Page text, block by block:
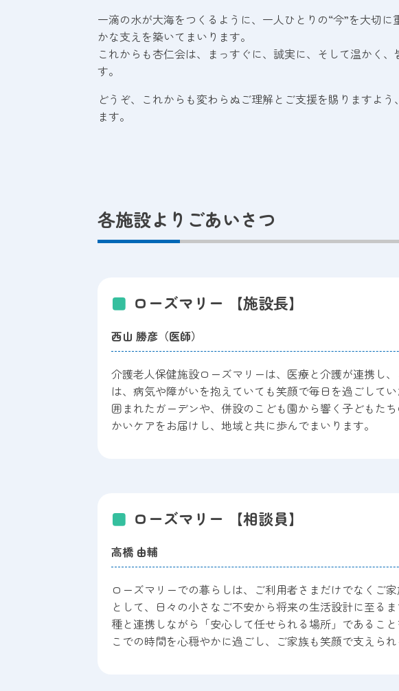
一滴の水が大海をつくるように、一人ひとりの“今”を大切に
かな支えを築いてまいります。
これからも杏仁会は、まっすぐに、誠実に、そして温かく、
す。
どうぞ、これからも変わらぬご理解とご支援を賜りますよ
ます。
各施設よりごあいさつ
ローズマリー 【施設長】
西山 勝彦（医師）
介護老人保健施設ローズマリーは、医療と介護が連携し
は、病気や障がいを抱えていても笑顔で毎日を過ごして
囲まれたガーデンや、併設のこども園から響く子どもた
かいケアをお届けし、地域と共に歩んでまいります。
ローズマリー 【相談員】
高橋 由輔
ローズマリーでの暮らしは、ご利用者さまだけでなくご
として、日々の小さなご不安から将来の生活設計に至る
種と連携しながら「安心して任せられる場所」であるこ
こでの時間を心穏やかに過ごし、ご家族も笑顔で支えら